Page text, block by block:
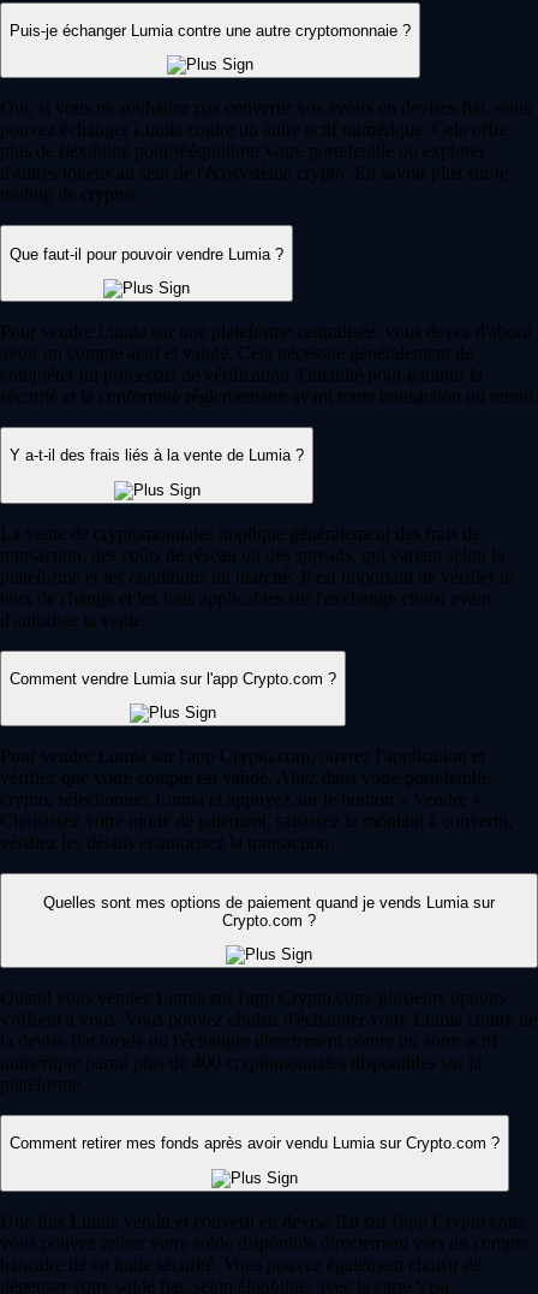
Puis-je échanger Lumia contre une autre cryptomonnaie ?
Oui, si vous ne souhaitez pas convertir vos avoirs en devises fiat, vous
pouvez échanger Lumia contre un autre actif numérique. Cela offre
plus de flexibilité pour rééquilibrer votre portefeuille ou explorer
d'autres tokens au sein de l'écosystème crypto. En savoir plus sur le
trading de cryptos.
Que faut-il pour pouvoir vendre Lumia ?
Pour vendre Lumia sur une plateforme centralisée, vous devez d'abord
avoir un compte actif et validé. Cela nécessite généralement de
compléter un processus de vérification d'identité pour garantir la
sécurité et la conformité réglementaire avant toute transaction ou retrait.
Y a-t-il des frais liés à la vente de Lumia ?
La vente de cryptomonnaies implique généralement des frais de
transaction, des coûts de réseau ou des spreads, qui varient selon la
plateforme et les conditions du marché. Il est important de vérifier le
taux de change et les frais applicables sur l'exchange choisi avant
d'autoriser la vente.
Comment vendre Lumia sur l'app Crypto.com ?
Pour vendre Lumia sur l'app Crypto.com, ouvrez l'application et
vérifiez que votre compte est validé. Allez dans votre portefeuille
crypto, sélectionnez Lumia et appuyez sur le bouton « Vendre ».
Choisissez votre mode de paiement, saisissez le montant à convertir,
vérifiez les détails et autorisez la transaction.
Quelles sont mes options de paiement quand je vends Lumia sur
Crypto.com ?
Quand vous vendez Lumia sur l'app Crypto.com, plusieurs options
s'offrent à vous. Vous pouvez choisir d'échanger votre Lumia contre de
la devise fiat locale ou l'échanger directement contre un autre actif
numérique parmi plus de 400 cryptomonnaies disponibles sur la
plateforme.
Comment retirer mes fonds après avoir vendu Lumia sur Crypto.com ?
Une fois Lumia vendu et converti en devise fiat sur l'app Crypto.com,
vous pouvez retirer votre solde disponible directement vers un compte
bancaire lié en toute sécurité. Vous pouvez également choisir de
dépenser votre solde fiat, selon éligibilité, avec la carte Visa